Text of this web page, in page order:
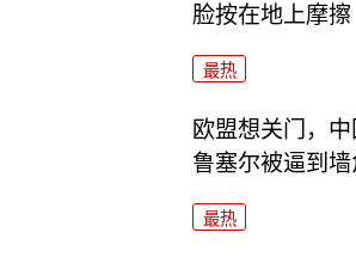
脸按在地上摩擦
最热
欧盟想关门，
鲁塞尔被逼到墙
最热